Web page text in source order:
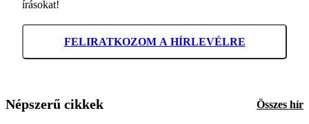
írásokat!
FELIRATKOZOM A HÍRLEVÉLRE
Népszerű cikkek Összes hír